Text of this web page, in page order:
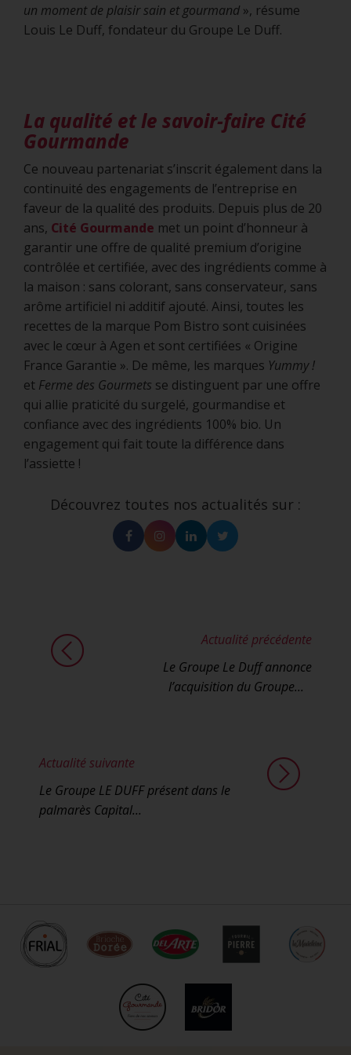
un moment de plaisir sain et gourmand », résume
Louis Le Duff, fondateur du Groupe Le Duff.
La qualité et le savoir-faire Cité
Gourmande
Ce nouveau partenariat s’inscrit également dans la
continuité des engagements de l’entreprise en
faveur de la qualité des produits. Depuis plus de 20
ans, Cité Gourmande met un point d’honneur à
garantir une offre de qualité premium d’origine
contrôlée et certifiée, avec des ingrédients comme à
la maison : sans colorant, sans conservateur, sans
arôme artificiel ni additif ajouté. Ainsi, toutes les
recettes de la marque Pom Bistro sont cuisinées
avec le cœur à Agen et sont certifiées « Origine
France Garantie ». De même, les marques Yummy !
et Ferme des Gourmets se distinguent par une offre
qui allie praticité du surgelé, gourmandise et
confiance avec des ingrédients 100% bio. Un
engagement qui fait toute la différence dans
l’assiette !
Découvrez toutes nos actualités sur :
FacebookInstagram
LinkedinTwitter
Actualité précédente
Le Groupe Le Duff annonce
l’acquisition du Groupe...
Actualité suivante
Le Groupe LE DUFF présent dans le
palmarès Capital...